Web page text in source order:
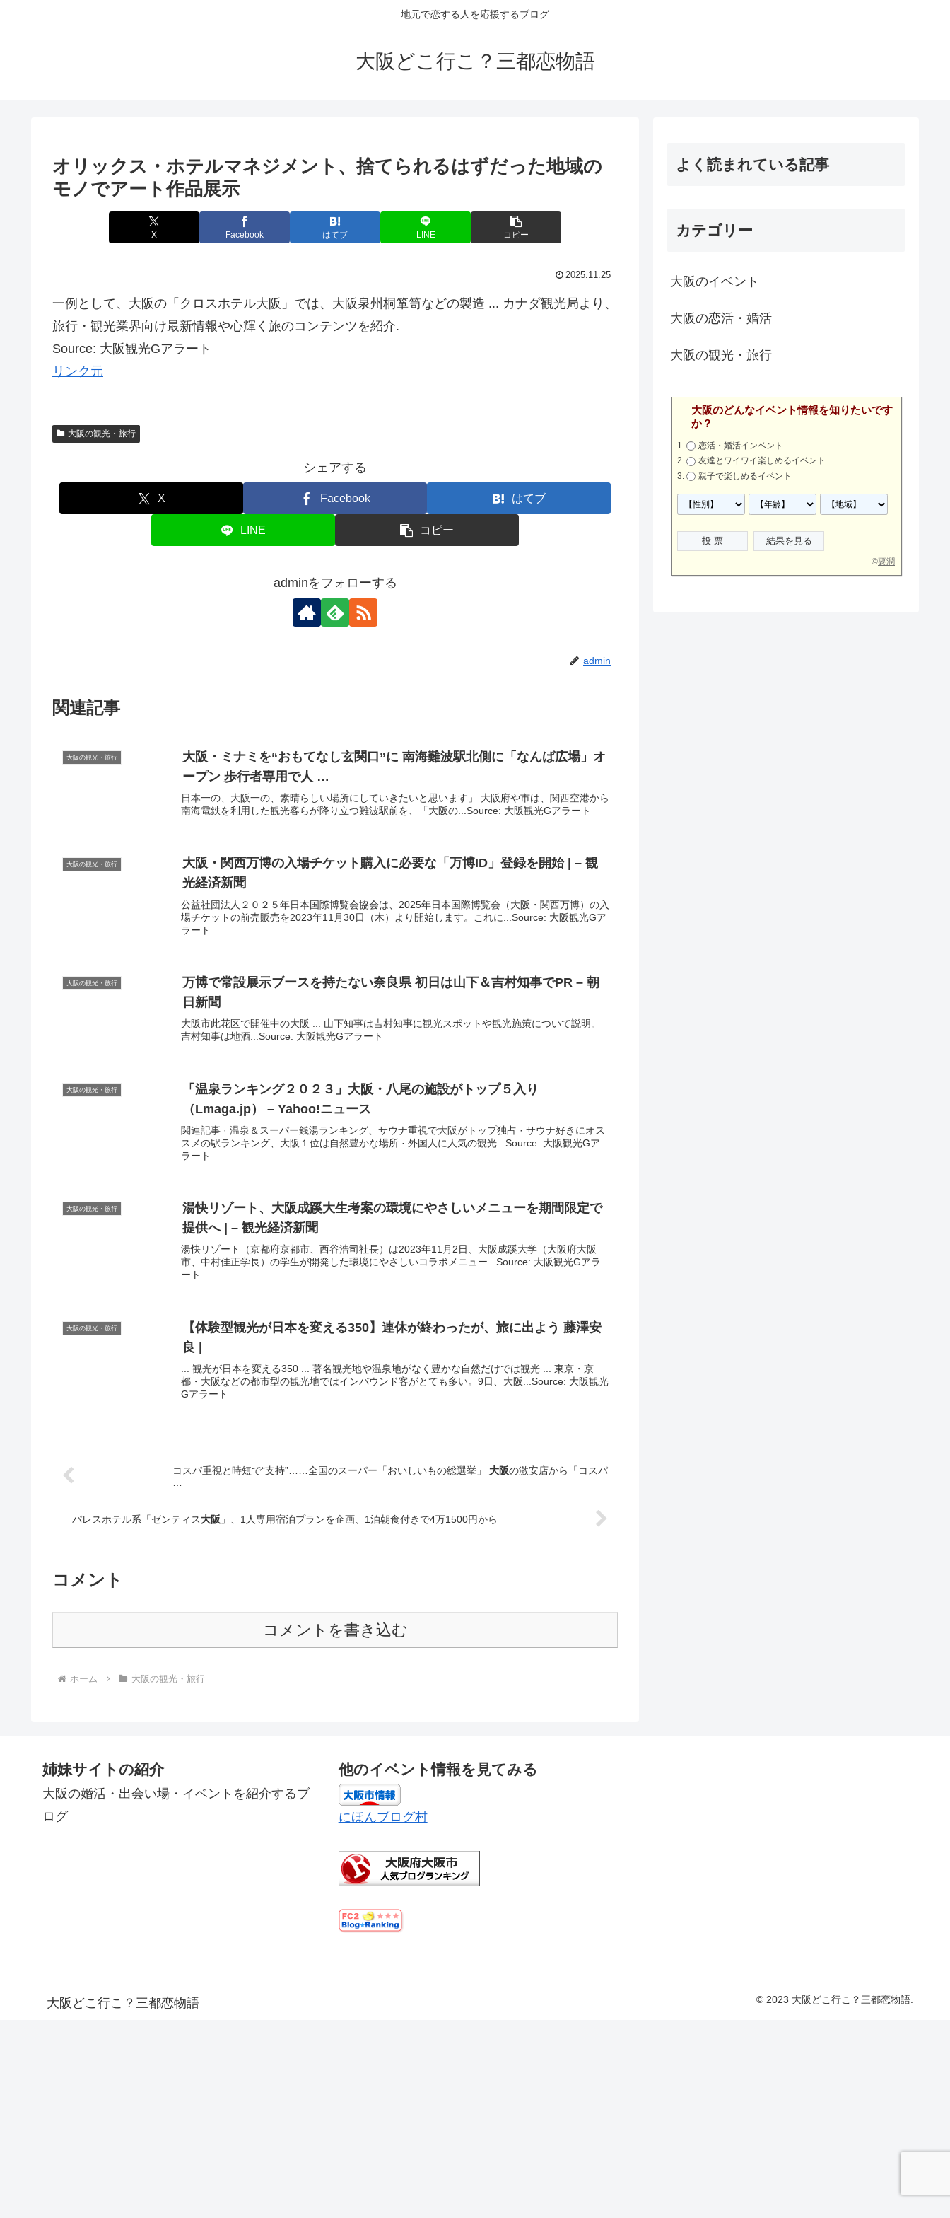
地元で恋する人を応援するブログ
大阪どこ行こ？三都恋物語
オリックス・ホテルマネジメント、捨てられるはずだった地域の
モノでアート作品展示
X Facebook はてブ LINE コピー
2025.11.25
一例として、大阪の「クロスホテル大阪」では、大阪泉州桐箪笥などの製造 ... ​カナダ観光局より、
旅行・観光業界向け最新情報や心輝く旅のコンテンツを紹介.
Source: 大阪観光Gアラート
リンク元
大阪の観光・旅行
シェアする
X Facebook はてブ
LINE コピー
adminをフォローする
admin
関連記事
大阪の観光・旅行 大阪 ・ミナミを“おもてなし玄関口”に 南海難波駅北側に「なんば広場」オ
ープン 歩行者専用で人 …
日本一の、大阪一の、素晴らしい場所にしていきたいと思います」 大阪府や市は、関西空港から
南海電鉄を利用した観光客らが降り立つ難波駅前を、「大阪の...Source: 大阪観光Gアラート
大阪の観光・旅行 大阪 ・関西万博の入場チケット購入に必要な「万博ID」登録を開始 | –観
光経済新聞
公益社団法人２０２５年日本国際博覧会協会は、2025年日本国際博覧会（大阪・関西万博）の入
場チケットの前売販売を2023年11月30日（木）より開始します。これに...Source: 大阪観光Gア
ラート
大阪の観光・旅行
万博で常設展示ブースを持たない奈良県 初日は山下＆吉村知事でPR – 朝
日新聞
大阪市此花区で開催中の大阪 ... 山下知事は吉村知事に観光スポットや観光施策について説明。
吉村知事は地酒...Source: 大阪観光Gアラート
大阪の観光・旅行 「温泉ランキング２０２３」 大阪 ・八尾の施設がトップ５入り
（Lmaga.jp） – Yahoo!ニュース
関連記事 · 温泉＆スーパー銭湯ランキング、サウナ重視で大阪がトップ独占 · サウナ好きにオス
スメの駅ランキング、大阪１位は自然豊かな場所 · 外国人に人気の観光...Source: 大阪観光Gア
ラート
大阪の観光・旅行 湯快リゾート、 大阪成蹊大生考案の環境にやさしいメニューを期間限定で
提供へ | –観光経済新聞
湯快リゾート（京都府京都市、西谷浩司社長）は2023年11月2日、大阪成蹊大学（大阪府大阪
市、中村佳正学長）の学生が開発した環境にやさしいコラボメニュー...Source: 大阪観光Gアラ
ート
大阪の観光・旅行 【体験型観光が日本を変える350】連休が終わったが、旅に出よう 藤澤安
良 |
... 観光が日本を変える350 ... 著名観光地や温泉地がなく豊かな自然だけでは観光 ... 東京・京
都・大阪などの都市型の観光地ではインバウンド客がとても多い。9日、大阪...Source: 大阪観光
Gアラート
コスパ重視と時短で“支持”……全国のスーパー「おいしいもの総選挙」 大阪の激安店から「コスパ
パレスホテル系「ゼンティス大阪 」、1人専用宿泊プランを企画、1泊朝食付きで4万1500円から
コメント
コメントを書き込む
ホーム 大阪の観光・旅行
よく読まれている記事
カテゴリー
大阪のイベント
大阪の恋活・婚活
大阪の観光・旅行
大阪のどんなイベント情報を知りたいです
か？
恋活・婚活インベント
友達とワイワイ楽しめるイベント
親子で楽しめるイベント
©要潤
姉妹サイトの紹介
大阪の婚活・出会い場・イベントを紹介するブ
ログ
他のイベント情報を見てみる
にほんブログ村
大阪どこ行こ？三都恋物語 © 2023 大阪どこ行こ？三都恋物語.